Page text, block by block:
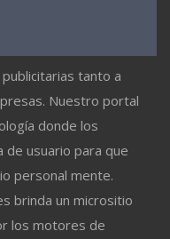
tanto a
Nuestro portal
donde los
de usuario para que
personal mente.
brinda un micrositio
los motores de